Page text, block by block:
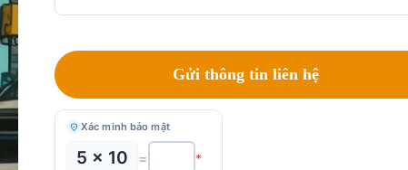
Xác minh bảo mật
5 × 10 = *